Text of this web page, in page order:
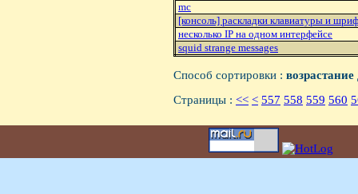
mc
[консоль] раскладки клавиатуры и
несколько IP на одном интерфейсе
squid strange messages
Способ сортировки :
Страницы : << < 557 558 559 560